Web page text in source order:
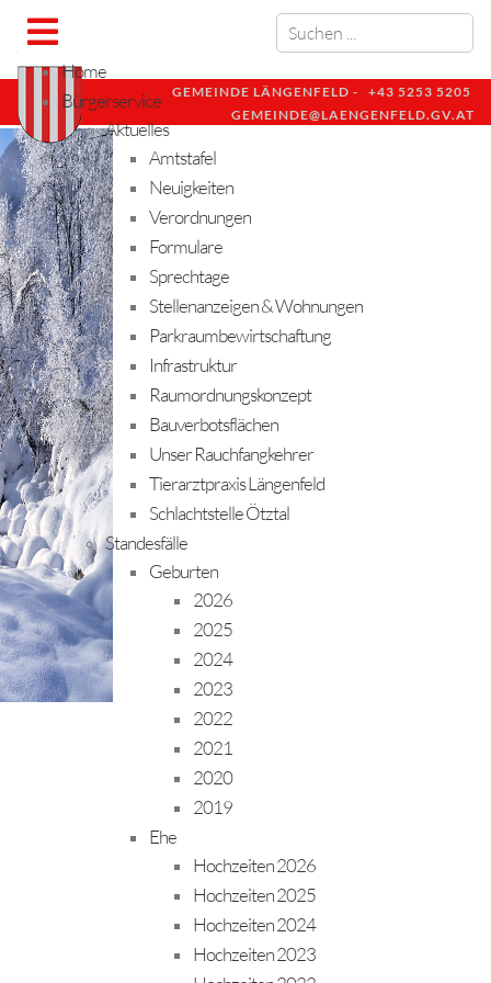
GEMEINDE LÄNGENFELD - +43 5253 5205
GEMEINDE@LAENGENFELD.GV.AT
Home
Bürgerservice
Aktuelles
Amtstafel
Neuigkeiten
Verordnungen
Formulare
Sprechtage
Stellenanzeigen & Wohnungen
Parkraumbewirtschaftung
Infrastruktur
Raumordnungskonzept
Bauverbotsflächen
Unser Rauchfangkehrer
Tierarztpraxis Längenfeld
Schlachtstelle Ötztal
Standesfälle
Geburten
2026
2025
2024
2023
2022
2021
2020
2019
Ehe
Hochzeiten 2026
Hochzeiten 2025
Hochzeiten 2024
Hochzeiten 2023